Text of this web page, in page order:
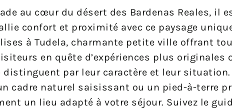
au cœur du désert des Bardenas Reales, il
confort et proximité avec ce paysage
à Tudela, charmante petite ville offrant
en quête d’expériences plus originales
par leur caractère et leur situation.
cadre naturel saisissant ou un pied-à-terre
un lieu adapté à votre séjour. Suivez le